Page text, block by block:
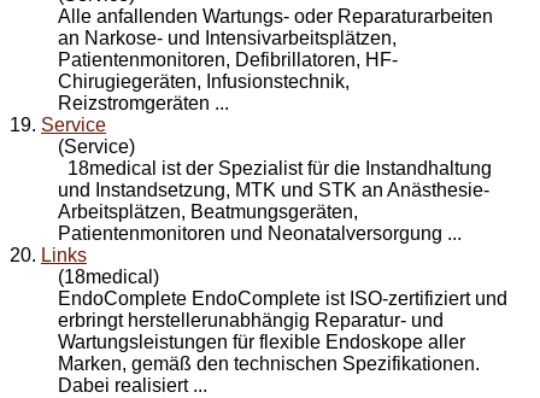
Alle anfallenden Wartungs- oder Reparaturarbeiten
an Narkose- und Intensivarbeitsplätzen,
Patientenmonitoren, Defibrillatoren, HF-
Chirugiegeräten, Infusionstechnik,
Reizstromgeräten ...
19. Service
(Service)
18medical ist der Spezialist für die Instandhaltung
und Instandsetzung, MTK und STK an Anästhesie-
Arbeitsplätzen, Beatmungsgeräten,
Patientenmonitoren und Neonatalversorgung ...
20. Links
(18medical)
EndoComplete EndoComplete ist ISO-zertifiziert und
erbringt herstellerunabhängig Reparatur- und
Wartungsleistungen für flexible Endoskope aller
Marken, gemäß den technischen Spezifikationen.
Dabei realisiert ...